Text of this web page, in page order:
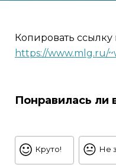
Копировать ссылку
https://www.mlg.ru/
Понравилась ли
Круто! Не